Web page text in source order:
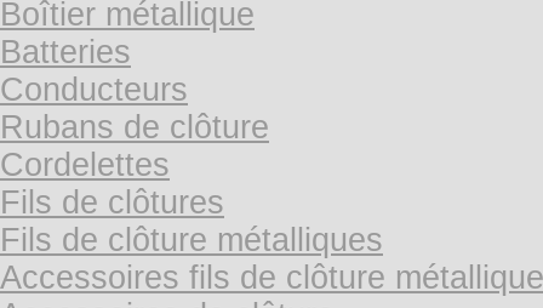
Boîtier métallique
Batteries
Conducteurs
Rubans de clôture
Cordelettes
Fils de clôtures
Fils de clôture métalliques
Accessoires fils de clôture